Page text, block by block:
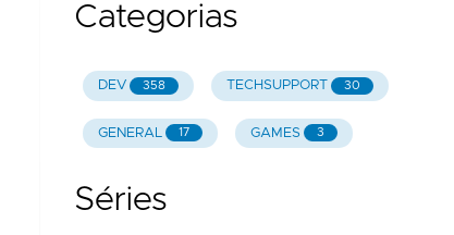
Categorias
DEV 358 TECHSUPPORT 30
GENERAL 17 GAMES 3
Séries